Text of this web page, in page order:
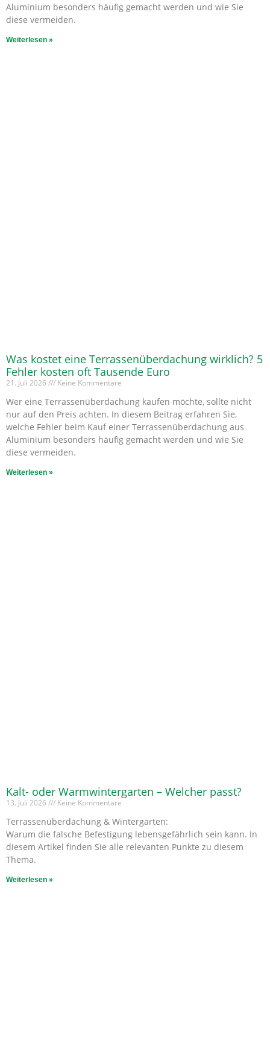
Aluminium besonders häufig gemacht werden und wie Sie
diese vermeiden.
Weiterlesen »
Was kostet eine Terrassenüberdachung wirklich? 5
Fehler kosten oft Tausende Euro
21. Juli 2026 Keine Kommentare
Wer eine Terrassenüberdachung kaufen möchte, sollte nicht
nur auf den Preis achten. In diesem Beitrag erfahren Sie,
welche Fehler beim Kauf einer Terrassenüberdachung aus
Aluminium besonders häufig gemacht werden und wie Sie
diese vermeiden.
Weiterlesen »
Kalt- oder Warmwintergarten – Welcher passt?
13. Juli 2026 Keine Kommentare
Terrassenüberdachung & Wintergarten:
Warum die falsche Befestigung lebensgefährlich sein kann. In
diesem Artikel finden Sie alle relevanten Punkte zu diesem
Thema.
Weiterlesen »